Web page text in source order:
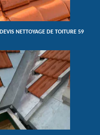
DEVIS NETTOYAGE DE TOITURE 59